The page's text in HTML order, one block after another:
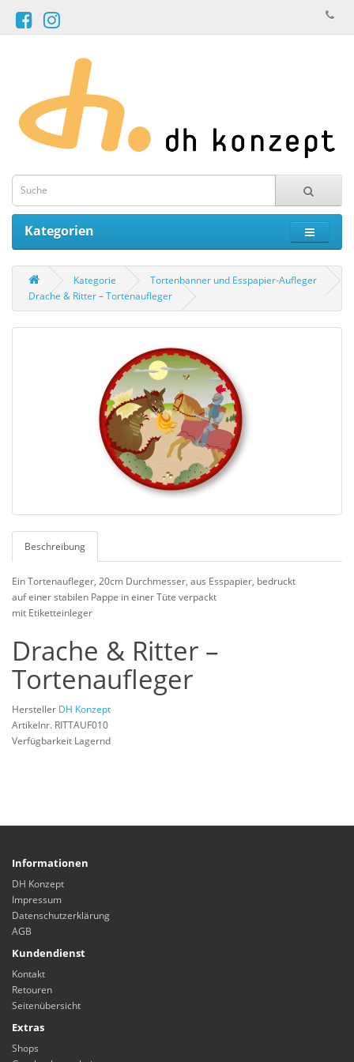
Kategorien
Kategorie
Tortenbanner und Esspapier-Aufleger
Drache & Ritter – Tortenaufleger
Beschreibung
Ein Tortenaufleger, 20cm Durchmesser, aus Esspapier, bedruckt
auf einer stabilen Pappe in einer Tüte verpackt
mit Etiketteinleger
Drache & Ritter –
Tortenaufleger
Hersteller DH Konzept
Artikelnr. RITTAUF010
Verfügbarkeit Lagernd
Informationen
DH Konzept
Impressum
Datenschutzerklärung
AGB
Kundendienst
Kontakt
Retouren
Seitenübersicht
Extras
Shops